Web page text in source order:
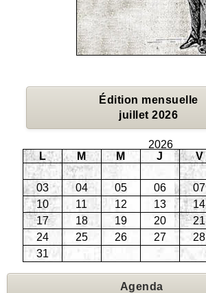
Édition mensuelle
juillet 2026
2026
L
M M J V
03
04 05 06 07
10
11 12 13 14
17
18 19 20 21
24
25 26 27 28
31
Agenda